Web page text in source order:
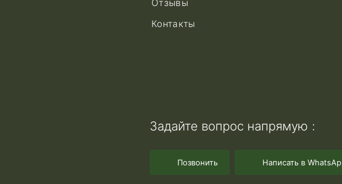
Отзывы
Контакты
Задайте вопрос напрямую :
Позвонить Написать в